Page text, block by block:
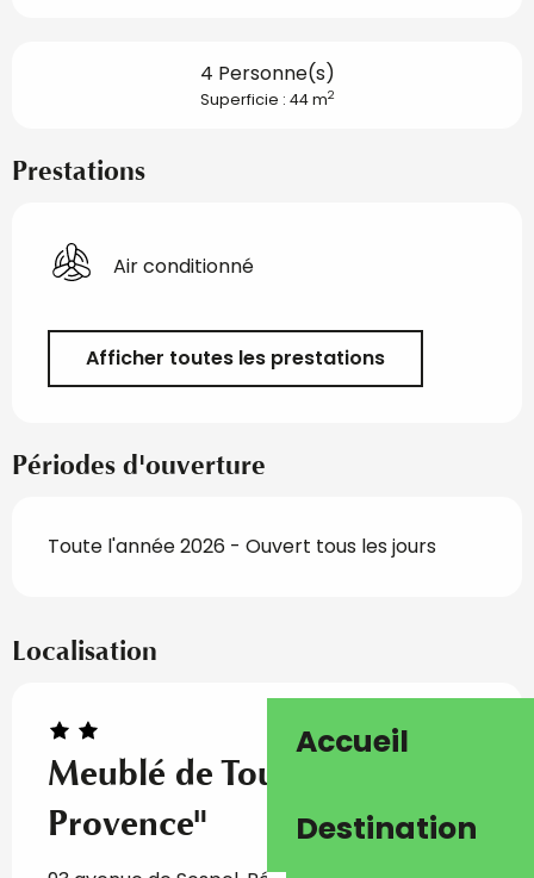
Accueil
Destination
4 Personne(s)
Superficie : 44 m2
Prestations
Air conditionné
Afficher toutes les prestations
Périodes d'ouverture
Toute l'année 2026 - Ouvert tous les jours
Localisation
Meublé de Tourisme "Le
Provence"